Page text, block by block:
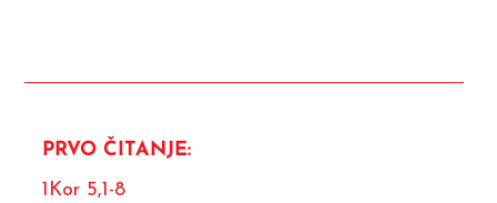
PRVO ČITANJE:
1Kor 5,1-8